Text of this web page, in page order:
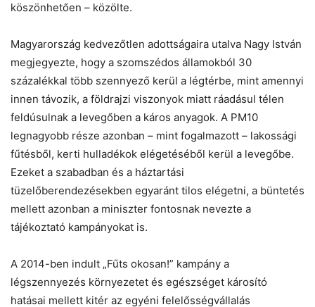
köszönhetően – közölte.
Magyarország kedvezőtlen adottságaira utalva Nagy István
megjegyezte, hogy a szomszédos államokból 30
százalékkal több szennyező kerül a légtérbe, mint amennyi
innen távozik, a földrajzi viszonyok miatt ráadásul télen
feldúsulnak a levegőben a káros anyagok. A PM10
legnagyobb része azonban – mint fogalmazott – lakossági
fűtésből, kerti hulladékok elégetéséből kerül a levegőbe.
Ezeket a szabadban és a háztartási
tüzelőberendezésekben egyaránt tilos elégetni, a büntetés
mellett azonban a miniszter fontosnak nevezte a
tájékoztató kampányokat is.
A 2014-ben indult „Fűts okosan!” kampány a
légszennyezés környezetet és egészséget károsító
hatásai mellett kitér az egyéni felelősségvállalás